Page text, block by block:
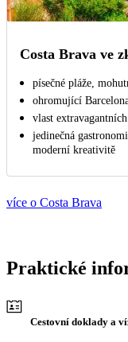
Costa Brava ve
písečné pláže,
ohromující
vlast
jedinečná
moderní kreativitě
více o Costa Brava
Praktické
Cestovní doklady a